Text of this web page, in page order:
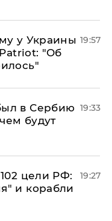
у Украины
"Об
19:57
в Сербию
будут
19:33
цели РФ:
и корабли
19:27